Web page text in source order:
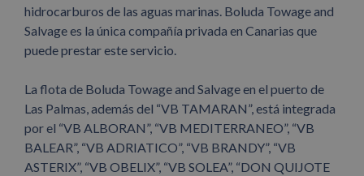
hidrocarburos de las aguas marinas. Boluda Towage and
Salvage es la única compañía privada en Canarias que
puede prestar este servicio.
La flota de Boluda Towage and Salvage en el puerto de
Las Palmas, además del “VB TAMARAN”, está integrada
por el “VB ALBORAN”, “VB MEDITERRANEO”, “VB
BALEAR”, “VB ADRIATICO”, “VB BRANDY”, “VB
ASTERIX”, “VB OBELIX”, “VB SOLEA”, “DON QUIJOTE